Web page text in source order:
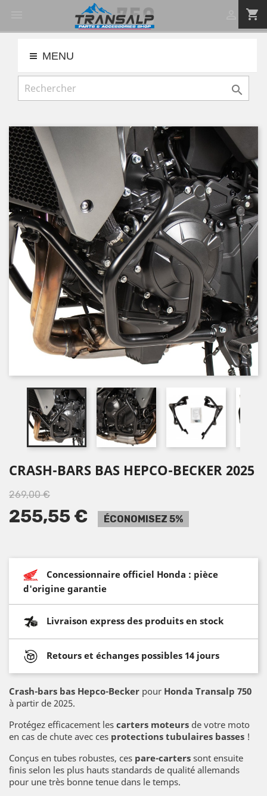
shopping_cart
MENU

 
CRASH-BARS BAS HEPCO-BECKER 2025
269,00 €
255,55 € ÉCONOMISEZ 5%
Concessionnaire officiel Honda : pièce
d'origine garantie
Livraison express des produits en stock
Retours et échanges possibles 14 jours
Crash-bars bas Hepco-Becker pour Honda Transalp 750
à partir de 2025.
Protégez efficacement les carters moteurs de votre moto
en cas de chute avec ces protections tubulaires basses !
Conçus en tubes robustes, ces pare-carters sont ensuite
finis selon les plus hauts standards de qualité allemands
pour une très bonne tenue dans le temps.